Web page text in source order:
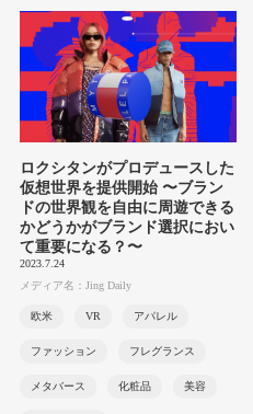
ロクシタンがプロデュースした
仮想世界を提供開始 〜ブラン
ドの世界観を自由に周遊できる
かどうかがブランド選択におい
て重要になる？〜
2023.7.24
メディア名：Jing Daily
欧米 VR アパレル
ファッション フレグランス
メタバース 化粧品 美容